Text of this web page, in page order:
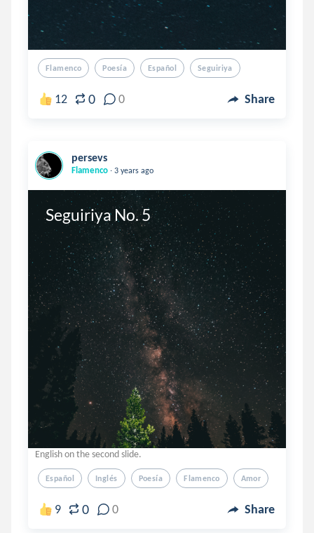
Flamenco Poesía Español Seguiriya
12 0 0 Share
persevs
Flamenco . 3 years ago
Seguiriya No. 5
English on the second slide.
Español Inglés Poesía Flamenco Amor
9 0 0 Share